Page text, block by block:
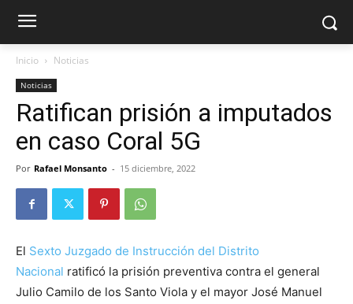
Inicio Noticias
Noticias
Ratifican prisión a imputados
en caso Coral 5G
Por Rafael Monsanto - 15 diciembre, 2022
El Sexto Juzgado de Instrucción del Distrito
Nacional ratificó la prisión preventiva contra el general
Julio Camilo de los Santo Viola y el mayor José Manuel